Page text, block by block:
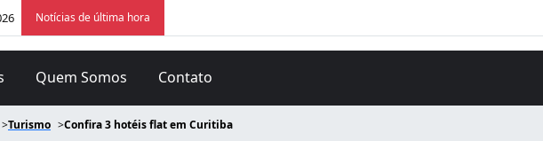
Notícias de última hora
Quem Somos Contato
Turismo Confira 3 hotéis flat em Curitiba